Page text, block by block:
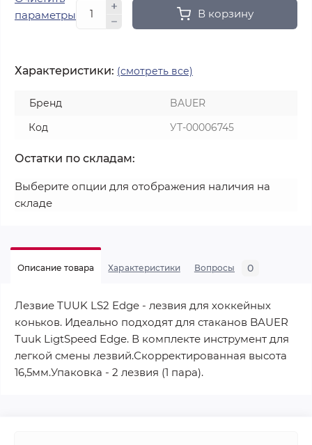
параметры
В корзину
Характеристики: (смотреть все)
Бренд
BAUER
Код
УТ-00006745
Остатки по складам:
Выберите опции для отображения наличия на
складе
Описание товара Характеристики Вопросы 0
Лезвие TUUK LS2 Edge - лезвия для хоккейных
коньков. Идеально подходят для стаканов BAUER
Tuuk LigtSpeed Edge. В комплекте инструмент для
легкой смены лезвий.Скорректированная высота
16,5мм.Упаковка - 2 лезвия (1 пара).